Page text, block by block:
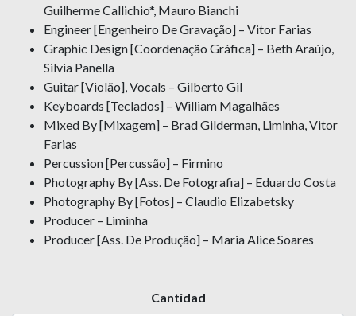
Guilherme Callichio*, Mauro Bianchi
Engineer [Engenheiro De Gravação] – Vitor Farias
Graphic Design [Coordenação Gráfica] – Beth Araújo,
Silvia Panella
Guitar [Violão], Vocals – Gilberto Gil
Keyboards [Teclados] – William Magalhães
Mixed By [Mixagem] – Brad Gilderman, Liminha, Vitor
Farias
Percussion [Percussão] – Firmino
Photography By [Ass. De Fotografia] – Eduardo Costa
Photography By [Fotos] – Claudio Elizabetsky
Producer – Liminha
Producer [Ass. De Produção] – Maria Alice Soares
Cantidad